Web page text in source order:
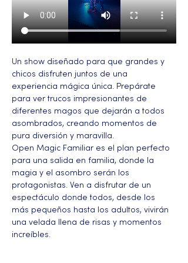
Un show diseñado para que grandes y
chicos disfruten juntos de una
experiencia mágica única. Prepárate
para ver trucos impresionantes de
diferentes magos que dejarán a todos
asombrados, creando momentos de
pura diversión y maravilla.
Open Magic Familiar es el plan perfecto
para una salida en familia, donde la
magia y el asombro serán los
protagonistas. Ven a disfrutar de un
espectáculo donde todos, desde los
más pequeños hasta los adultos, vivirán
una velada llena de risas y momentos
increíbles.